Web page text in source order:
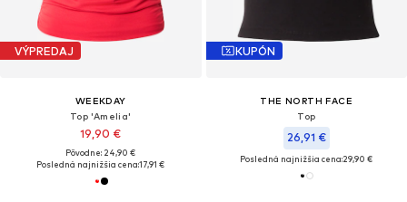
VÝPREDAJ
WEEKDAY
Top 'Amelia'
19,90 €
Pôvodne: 24,90 €
Posledná najnižšia cena:17,91 €
KUPÓN
THE NORTH FACE
Top
26,91 €
Posledná najnižšia cena:29,90 €